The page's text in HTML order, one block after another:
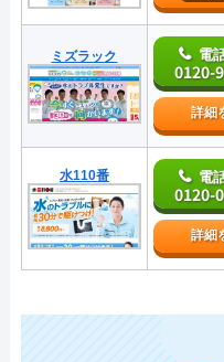
ミズラック 電
0120-
詳細
水110番 電
0120-
詳細